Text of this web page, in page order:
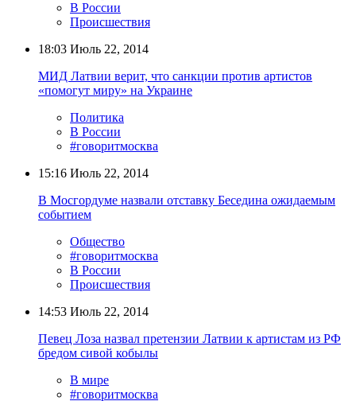
В России
Происшествия
18:03 Июль 22, 2014
МИД Латвии верит, что санкции против артистов
«помогут миру» на Украине
Политика
В России
#говоритмосква
15:16 Июль 22, 2014
В Мосгордуме назвали отставку Беседина ожидаемым
событием
Общество
#говоритмосква
В России
Происшествия
14:53 Июль 22, 2014
Певец Лоза назвал претензии Латвии к артистам из РФ
бредом сивой кобылы
В мире
#говоритмосква